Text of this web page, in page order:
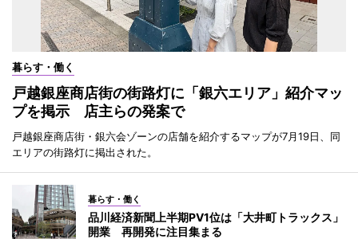
暮らす・働く
戸越銀座商店街の街路灯に「銀六エリア」紹介マッ
プを掲示 店主らの発案で
戸越銀座商店街・銀六会ゾーンの店舗を紹介するマップが7月19日、同
エリアの街路灯に掲出された。
暮らす・働く
品川経済新聞上半期PV1位は「大井町トラックス」
開業 再開発に注目集まる